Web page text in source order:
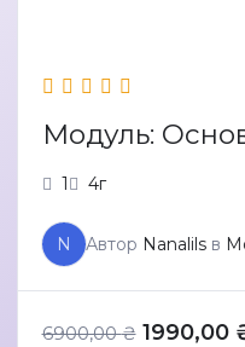
Модуль:
1 4г
N Автор Nanalilsв
6900,00₴ 1990,00